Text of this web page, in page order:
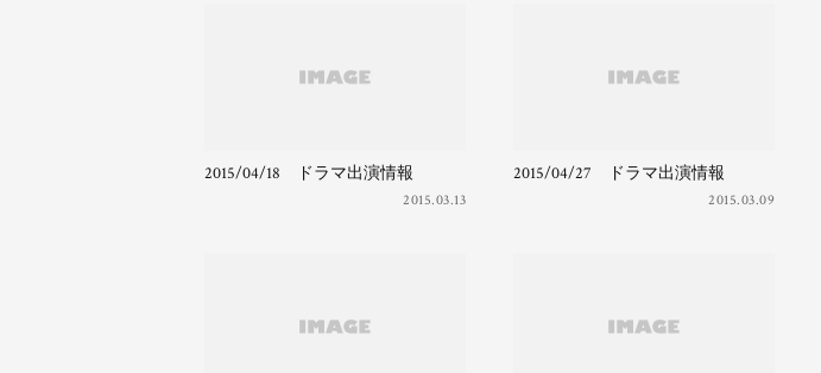
2015/04/18 ドラマ出演情報
2015.03.13
2015/04/27 ドラマ出演情報
2015.03.09